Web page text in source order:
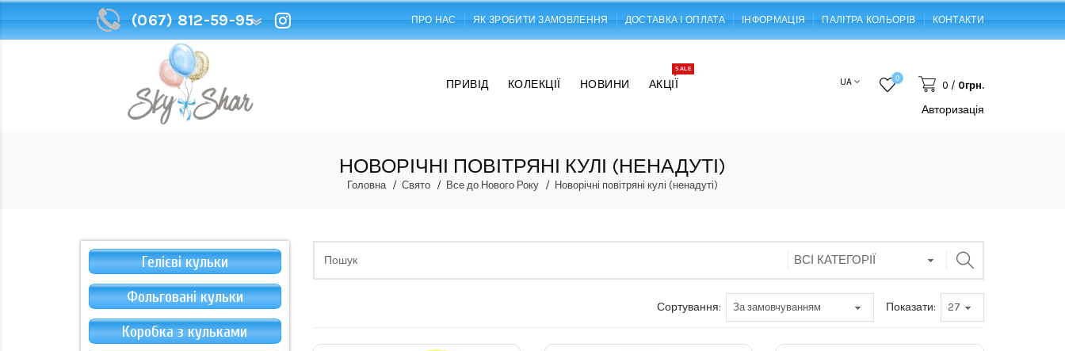
(067) 812-59-95
(067) 812-59-95
ПРО НАС ЯК ЗРОБИТИ ЗАМОВЛЕННЯ ДОСТАВКА І ОПЛАТА ІНФОРМАЦІЯ ПАЛІТРА КОЛЬОРІВ КОНТАКТИ
ПРИВІД КОЛЕКЦІЇ НОВИНИ АКЦІЇ
SALE
UA 0
0 / 0грн.
Авторизація
НОВОРІЧНІ ПОВІТРЯНІ КУЛІ (НЕНАДУТІ)
Головна Свято Все до Нового Року Новорічні повітряні кулі (ненадуті)
Гелієві кульки
Фольговані кульки
Коробка з кульками
Сортування: Показати: